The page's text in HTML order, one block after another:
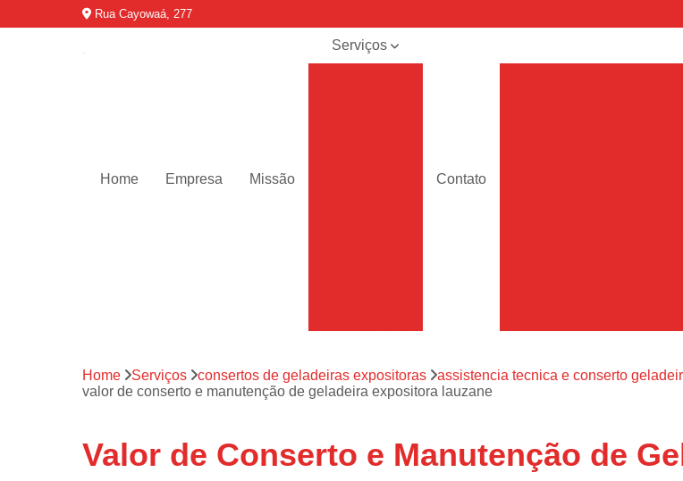
Rua Cayowaá, 277
Home Empresa Missão
Serviços
refrigeradores
técnica de
secadoras
fogão
Contato
Home Serviços consertos de geladeiras expositoras
assistencia tecnica e conserto
valor de conserto e manutenção de geladeira expositora lauzane
Valor de Conserto e Manutenção de